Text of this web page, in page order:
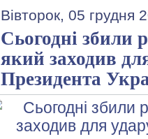
Вівторок, 05 грудня
Сьогодні збили
який заходив
Президента